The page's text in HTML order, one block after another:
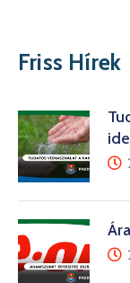
Friss Hírek